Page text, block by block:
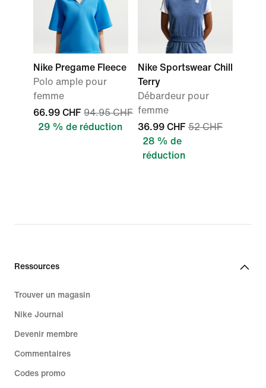
Nike Pregame Fleece
Polo ample pour
femme
66.99 CHF 94.95 CHF
29 % de réduction
Nike Sportswear Chill
Terry
Débardeur pour
femme
36.99 CHF 52 CHF
28 % de
réduction
Ressources
Trouver un magasin
Nike Journal
Devenir membre
Commentaires
Codes promo